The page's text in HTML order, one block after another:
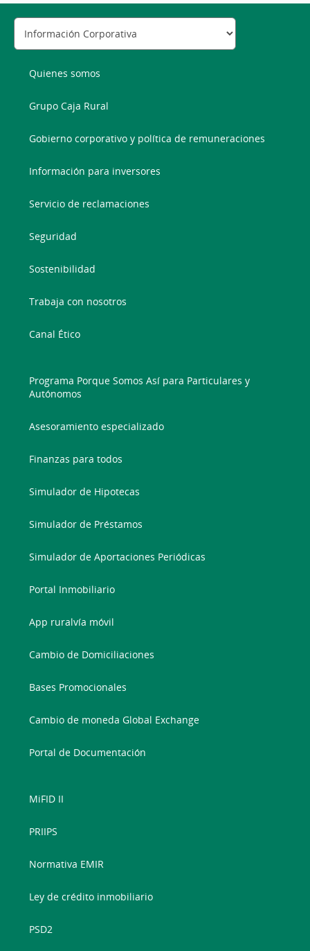
Quienes somos
Grupo Caja Rural
Gobierno corporativo y política de remuneraciones
Información para inversores
Servicio de reclamaciones
Seguridad
Sostenibilidad
Trabaja con nosotros
Canal Ético
Programa Porque Somos Así para Particulares y
Autónomos
Asesoramiento especializado
Finanzas para todos
Simulador de Hipotecas
Simulador de Préstamos
Simulador de Aportaciones Periódicas
Portal Inmobiliario
App ruralvía móvil
Cambio de Domiciliaciones
Bases Promocionales
Cambio de moneda Global Exchange
Portal de Documentación
MiFID II
PRIIPS
Normativa EMIR
Ley de crédito inmobiliario
PSD2